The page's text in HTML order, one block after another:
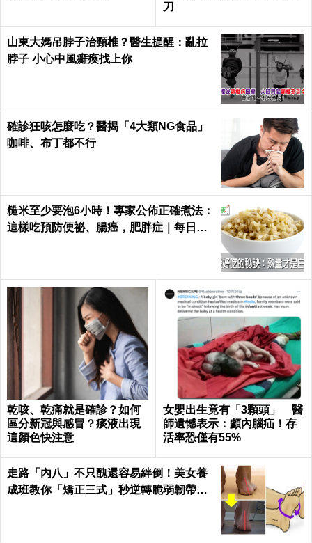
刀
山東大媽吊脖子治頸椎？醫生提醒：亂拉
脖子 小心中風癱瘓找上你
確診狂咳怎麼吃？醫揭「4大類NG食品」
咖啡、布丁都不行
糙米至少要泡6小時！專家公佈正確煮法：
這樣吃預防便祕、腸癌，肥胖症｜每日健
乾咳、乾痛就是確診？如何
區分新冠與感冒？痰液出現
這顏色快注意
女嬰出生竟有「3顆頭」 醫
師遺憾表示：顱內腦疝！存
活率恐僅有55%
走路「內八」不只醜還容易絆倒！美女養
成班教你「矯正三式」秒逆轉脆弱韌帶肌